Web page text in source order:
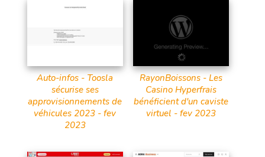
Auto-infos - Toosla
sécurise ses
approvisionnements de
véhicules 2023 - fev
2023
RayonBoissons - Les
Casino Hyperfrais
bénéficient d'un caviste
virtuel - fev 2023